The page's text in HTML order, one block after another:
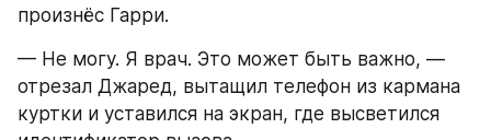
произнёс Гарри.
— Не могу. Я врач. Это может быть важно, —
отрезал Джаред, вытащил телефон из кармана
куртки и уставился на экран, где высветился